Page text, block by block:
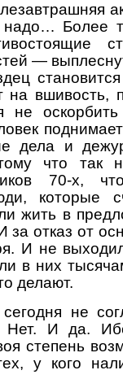
Более
—
вшивость,
оскорбить
дела и
что так
70-х,
которые
жить в
отказ от
И не
в них
делают.
не
Нет. И да.
степень
у кого